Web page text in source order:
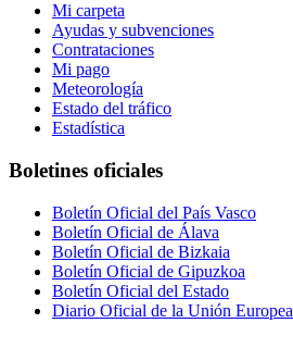
Mi carpeta
Ayudas y subvenciones
Contrataciones
Mi pago
Meteorología
Estado del tráfico
Estadística
Boletines oficiales
Boletín Oficial del País Vasco
Boletín Oficial de Álava
Boletín Oficial de Bizkaia
Boletín Oficial de Gipuzkoa
Boletín Oficial del Estado
Diario Oficial de la Unión Europea